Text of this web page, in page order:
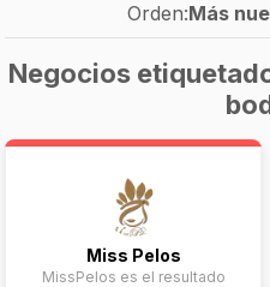
Orden:Más
Negocios
Miss Pelos
MissPelos es el resultado